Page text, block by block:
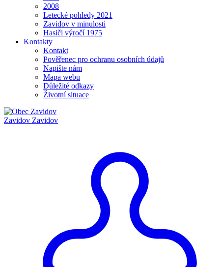
2008
Letecké pohledy 2021
Zavidov v minulosti
Hasiči výročí 1975
Kontakty
Kontakt
Pověřenec pro ochranu osobních údajů
Napište nám
Mapa webu
Důležité odkazy
Životní situace
Zavidov Zavidov